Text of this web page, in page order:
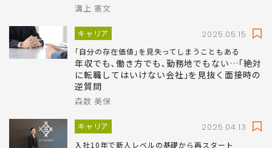
溝上 憲文
キャリア 2025.05.15
｢自分の存在価値｣を見失ってしまうこともある
年収でも､働き方でも､勤務地でもない…｢絶対
に転職してはいけない会社｣を見抜く面接時の
逆質問
森数 美保
キャリア 2025.04.13
入社10年で新人レベルの基礎から再スタート